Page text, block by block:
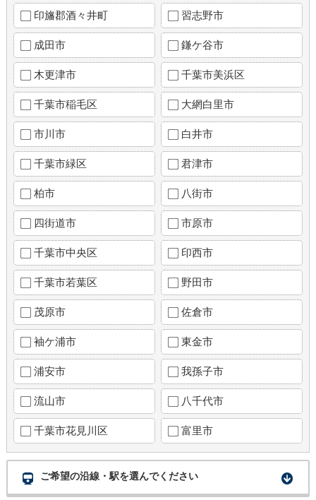
印旛郡酒々井町 習志野市
成田市 鎌ケ谷市
木更津市 千葉市美浜区
千葉市稲毛区 大網白里市
市川市 白井市
千葉市緑区 君津市
柏市 八街市
四街道市 市原市
千葉市中央区 印西市
千葉市若葉区 野田市
茂原市 佐倉市
袖ケ浦市 東金市
浦安市 我孫子市
流山市 八千代市
千葉市花見川区 富里市
ご希望の沿線・駅を選んでください